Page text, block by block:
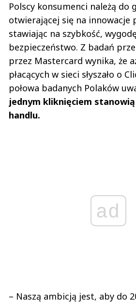
Polscy konsumenci należą do
otwierającej się na innowacje
stawiając na szybkość,
bezpieczeństwo. Z badań
przez Mastercard wynika, że
płacących w sieci słyszało o
połowa badanych Polaków
jednym kliknięciem stanowią
handlu.
ad
– Naszą ambicją jest, aby do